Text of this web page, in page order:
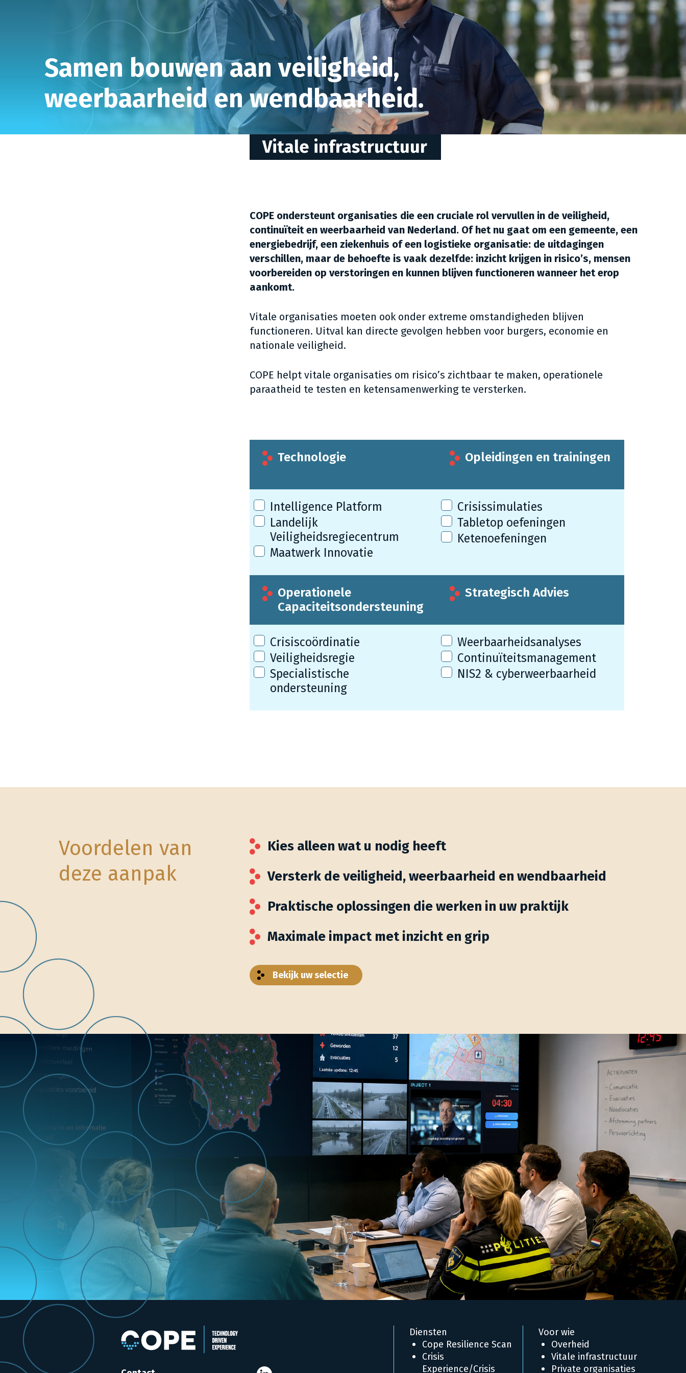
Samen bouwen aan veiligheid,
weerbaarheid en wendbaarheid.
Vitale infrastructuur
COPE ondersteunt organisaties die een cruciale rol vervullen in de veiligheid,
continuïteit en weerbaarheid van Nederland. Of het nu gaat om een gemeente, een
energiebedrijf, een ziekenhuis of een logistieke organisatie: de uitdagingen
verschillen, maar de behoefte is vaak dezelfde: inzicht krijgen in risico’s, mensen
voorbereiden op verstoringen en kunnen blijven functioneren wanneer het erop
aankomt.
Vitale organisaties moeten ook onder extreme omstandigheden blijven
functioneren. Uitval kan directe gevolgen hebben voor burgers, economie en
nationale veiligheid.
COPE helpt vitale organisaties om risico’s zichtbaar te maken, operationele
paraatheid te testen en ketensamenwerking te versterken.
Technologie
Intelligence Platform
Landelijk
Veiligheidsregiecentrum
Maatwerk Innovatie
Opleidingen en trainingen
Crisissimulaties
Tabletop oefeningen
Ketenoefeningen
Operationele
Capaciteitsondersteuning
Crisiscoördinatie
Veiligheidsregie
Specialistische
ondersteuning
Strategisch Advies
Weerbaarheidsanalyses
Continuïteitsmanagement
NIS2 & cyberweerbaarheid
Voordelen van
deze aanpak
Kies alleen wat u nodig heeft
Versterk de veiligheid, weerbaarheid en wendbaarheid
Praktische oplossingen die werken in uw praktijk
Maximale impact met inzicht en grip
Bekijk uw selectie
Diensten
Cope Resilience Scan
Crisis
Experience/Crisis
Voor wie
Overheid
Vitale infrastructuur
Private organisaties